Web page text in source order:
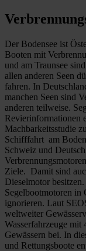
Der Bodensee ist
Booten mit
und am Traunsee
allen anderen Seen
fahren. In
manchen Seen sind
anderen teilweise.
Revierinformationen
Machbarkeitsstudie
Schifffahrt am
Schweiz und
Ziele. Damit sind
Dieselmotor
Segelbootmotoren in
ignorieren. Laut
weltweiter
Wasserfahrzeuge
Gewässern bei. In
und Rettungsboote